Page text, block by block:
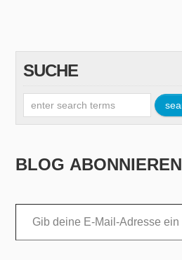
SUCHE
BLOG ABONNIEREN
Gib deine E-Mail-Adresse ein ...